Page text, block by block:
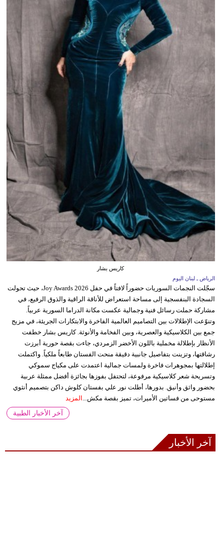
كاريس بشار
الرياض ـ لبنان اليوم
سجّلت النجمات السوريات حضوراً لافتاً في حفل Joy Awards 2026، حيث تحولت
السجادة البنفسجية إلى مساحة استعراض للأناقة الراقية والذوق الرفيع، في
مشاركة حملت رسائل فنية وجمالية عكست مكانة الدراما السورية عربياً.
وتنوّعت الإطلالات بين التصاميم العالمية الفاخرة والابتكارات الجريئة، في مزيج
جمع بين الكلاسيكية والعصرية، وبين الفخامة والأنوثة. كاريس بشار خطفت
الأنظار بإطلالة مخملية باللون الأخضر الزمردي، جاءت بقصة حورية أبرزت
رشاقتها، وتزينت بتفاصيل جانبية دقيقة منحت الفستان طابعاً ملكياً. واكتملت
إطلالتها بمجوهرات فاخرة ولمسات جمالية اعتمدت على مكياج سموكي
وتسريحة شعر كلاسيكية مرفوعة، لتحتفل بفوزها بجائزة أفضل ممثلة عربية
بحضور واثق وأنيق. بدورها، أطلت نور علي بفستان كلوش داكن بتصميم أنثوي
مستوحى من فساتين الأميرات، تميز بقصة مكش... المزيد
آخر الأخبار الطبية
آخر الأخبار